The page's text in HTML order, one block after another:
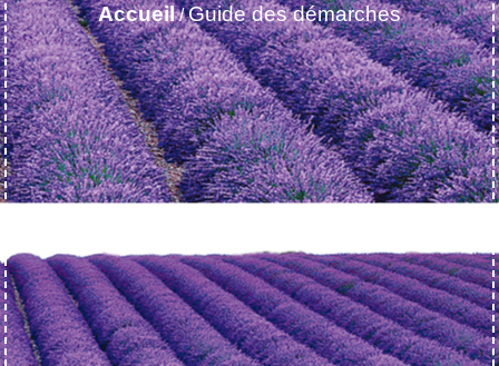
Accueil/Guide des démarches